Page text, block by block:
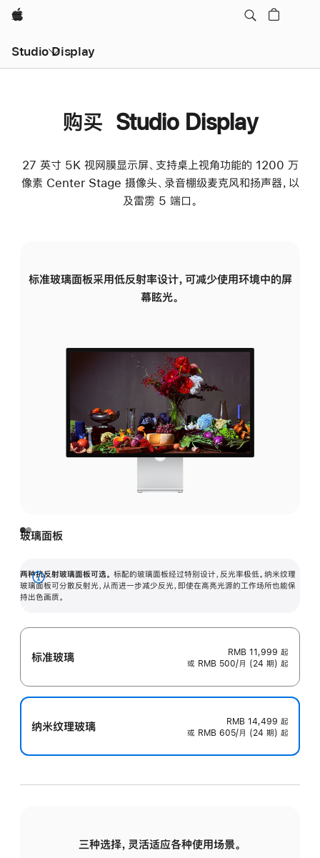
Apple
Studio Display
购买 Studio Display
27 英寸 5K 视网膜显示屏、支持桌上视角功能的 1200 万
像素 Center Stage 摄像头、录音棚级麦克风和扬声器，以
及雷雳 5 端口。
标准玻璃面板采用低反射率设计，可减少使用环境中的屏
幕眩光。
玻璃面板
两种抗反射玻璃面板可选。 标配的玻璃面板经过特别设计，反光率极低。纳米纹理
玻璃面板可分散反射光，从而进一步减少反光，即使在高亮光源的工作场所也能保
持出色画质。
展
开
标准玻璃 RMB 11,999 起
或 RMB 500/月 (24 期) 起
纳米纹理玻璃 RMB 14,499 起
或 RMB 605/月 (24 期) 起
三种选择，灵活适应各种使用场景。